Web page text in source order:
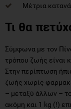
Μέτρια
Τι θα
Σύμφωνα με τον
τρόπου ζωής είναι
Στην περίπτωση
ζωής χωρίς
– μεταξύ άλλων –
ακόμη και 1 kg (!)